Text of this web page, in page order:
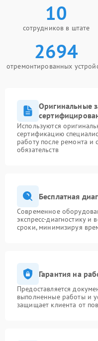
10
сотрудников в штате
2694
отремонтированных
Оригинальные
Используются
сертификацию
работу после ремонта и
обязательств
Бесплатная
Современное
экспресс-диагностику и
сроки, минимизируя
Гарантия на
Предоставляется
выполненные работы и
защищает клиента от